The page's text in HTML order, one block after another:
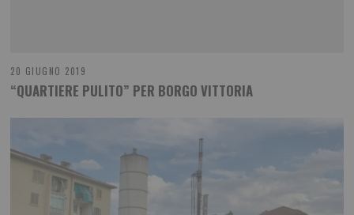
20 GIUGNO 2019
“QUARTIERE PULITO” PER BORGO VITTORIA